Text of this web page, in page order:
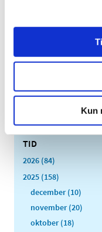
Kun
Opdatering af
ændrede ATC-
|2. januar 2025|
der er godkendt
Alle (2506)
TID
2026 (84)
2025 (158)
december (10)
november (20)
oktober (18)